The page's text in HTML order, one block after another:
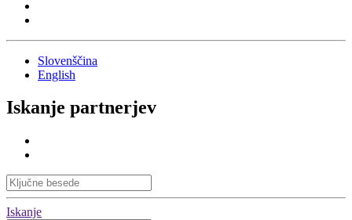
Slovenščina
English
Iskanje partnerjev
Iskanje